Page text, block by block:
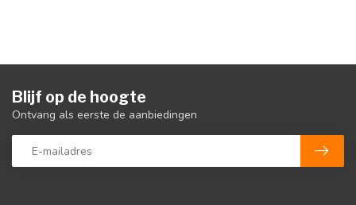
Blijf op de hoogte
Ontvang als eerste de aanbiedingen